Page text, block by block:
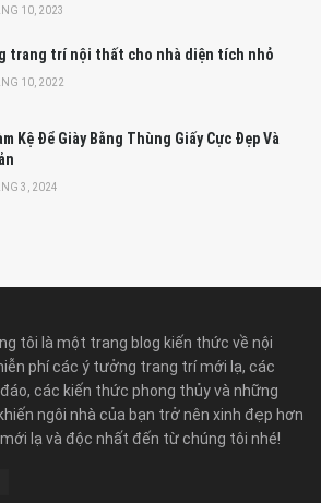
10, 2023
trang trí nội thất cho nhà diện tích nhỏ
10, 2022
Kệ Để Giày Bằng Thùng Giấy Cực Đẹp Và
3, 2024
tôi là một trang blog kiến thức về nội
phí các ý tưởng trang trí mới lạ, các
các kiến thức phong thủy và những
ngôi nhà của bạn trở nên xinh đẹp hơn
lạ và độc nhất đến từ chúng tôi nhé!